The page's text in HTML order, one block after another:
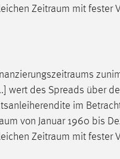
Zeitraum mit fester
wert des Spreads über
im
von Januar 1960 bis
Zeitraum mit fester